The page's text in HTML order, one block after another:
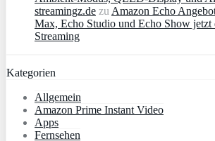
streamingz.de zuAmazon Echo
Max, Echo Studio und Echo Show
Streaming
Kategorien
Allgemein
Amazon Prime Instant Video
Apps
Fernsehen